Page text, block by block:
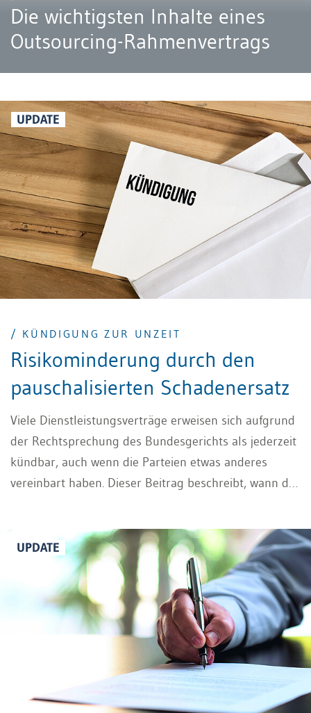
Die wichtigsten Inhalte eines
Outsourcing-Rahmenvertrags
UPDATE
/ KÜNDIGUNG ZUR UNZEIT
Risikominderung durch den
pauschalisierten Schadenersatz
Viele Dienstleistungsverträge erweisen sich aufgrund
der Rechtsprechung des Bundesgerichts als jederzeit
kündbar, auch wenn die Parteien etwas anderes
vereinbart haben. Dieser Beitrag beschreibt, wann das
Kündigung zur Unzeit.
UPDATE